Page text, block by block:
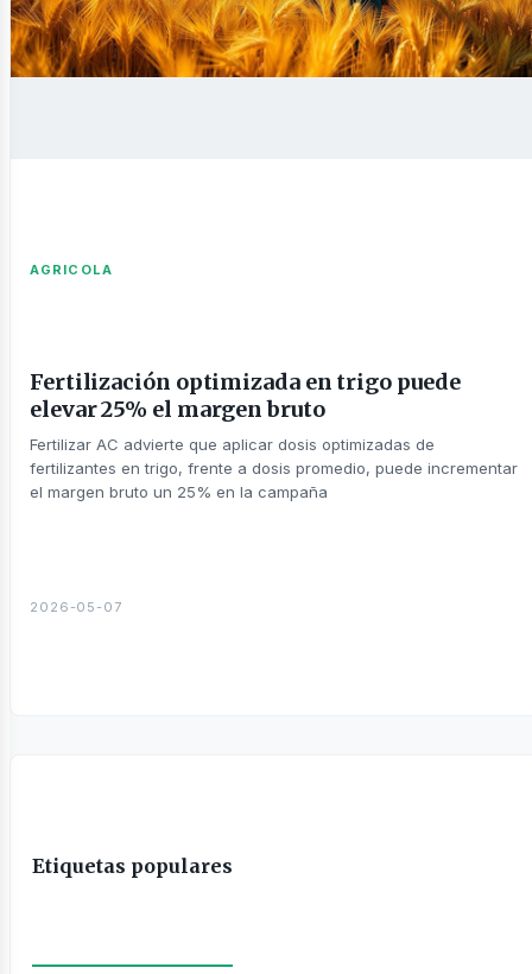
AGRICOLA
Fertilización optimizada en trigo puede
elevar 25% el margen bruto
Fertilizar AC advierte que aplicar dosis optimizadas de
fertilizantes en trigo, frente a dosis promedio, puede incrementar
el margen bruto un 25% en la campaña
2026-05-07
Etiquetas populares